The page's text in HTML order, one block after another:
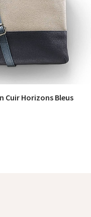
Cuir Horizons Bleus